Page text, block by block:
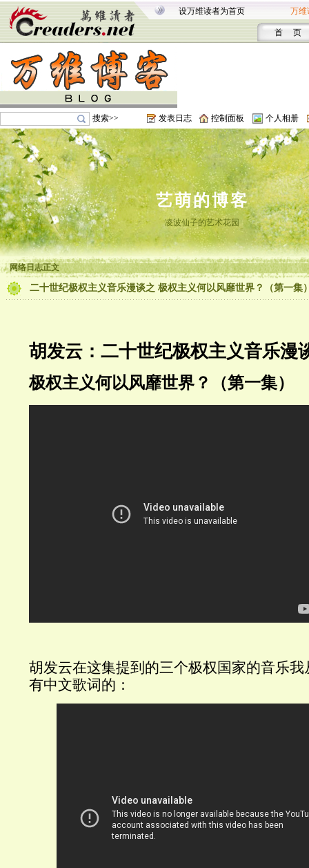
设万维读者为首页 万维
首 页
搜索>> 发表日志 控制面板 个人相册
艺萌的博客
凌波仙子的艺术花园
网络日志正文
二十世纪极权主义音乐漫谈之 极权主义何以风靡世界？（第一集
胡发云：二十世纪极权主义音乐漫
极权主义何以风靡世界？（第一集）
胡发云在这集提到的三个极权国家的音乐我
有中文歌词的：